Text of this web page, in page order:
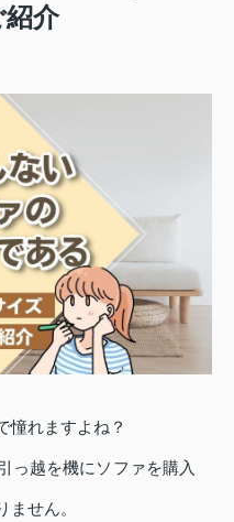
介
憧れますよね？
っ越を機にソファを購入
ません。